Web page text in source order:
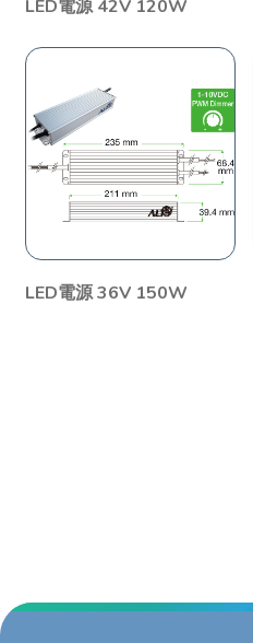
LED電源 42V 120W
LED電源 36V 150W